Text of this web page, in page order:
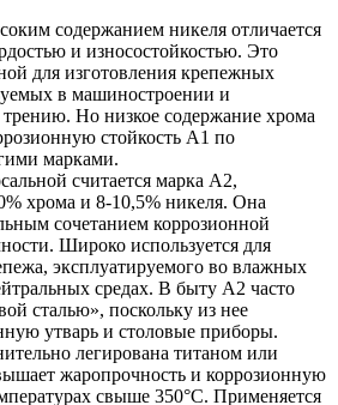
содержанием никеля отличается
и износостойкостью. Это
для изготовления крепежных
в машиностроении и
Но низкое содержание хрома
стойкость A1 по
марками.
считается марка А2,
хрома и 8-10,5% никеля. Она
сочетанием коррозионной
Широко используется для
эксплуатируемого во влажных
средах. В быту А2 часто
сталью», поскольку из нее
утварь и столовые приборы.
легирована титаном или
жаропрочность и коррозионную
свыше 350°C. Применяется